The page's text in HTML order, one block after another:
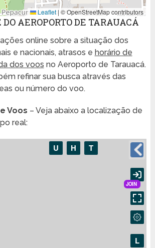
Leaflet | © OpenStreetMap contributors
AEROPORTO DE TARAUACÁ
online sobre a situação dos
e nacionais, atrasos e horário de
dos voos no Aeroporto de Tarauacá.
refinar sua busca através das
ou número do voo.
Voos – Veja abaixo a localização de
real: